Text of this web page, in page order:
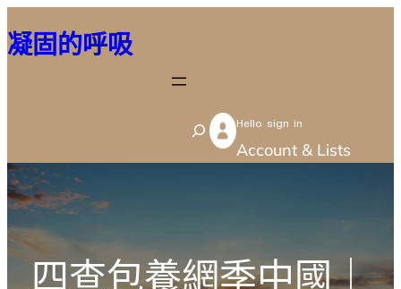
至
容
凝固的呼吸
S
e
h
Hello sign in
Account & Lists
四查包養網季中國｜